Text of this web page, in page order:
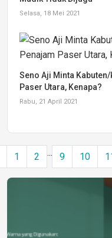
Selasa, 18 Mei 2021
Seno Aji Minta
Paser Utara, Kenapa?
Rabu, 21 April 2021
1 2 ... 9 10